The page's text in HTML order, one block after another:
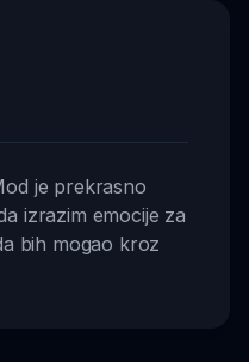
je prekrasno
izrazim emocije za
bih mogao kroz